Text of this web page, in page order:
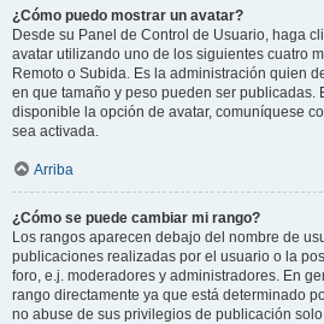
¿Cómo puedo mostrar un avatar?
Desde su Panel de Control de Usuario, haga
avatar utilizando uno de los siguientes cuatro
Remoto o Subida. Es la administración quien
en que tamaño y peso pueden ser publicadas.
disponible la opción de avatar, comuníquese
sea activada.
Arriba
¿Cómo se puede cambiar mi rango?
Los rangos aparecen debajo del nombre de
publicaciones realizadas por el usuario o la
foro, e.j. moderadores y administradores. En
rango directamente ya que está determinado
no abuse de sus privilegios de publicación